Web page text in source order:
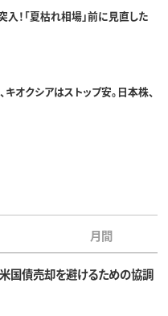
！「夏枯れ相場」前に見直した
オクシアはストップ安。日本株、
月間
国債売却を避けるための協調